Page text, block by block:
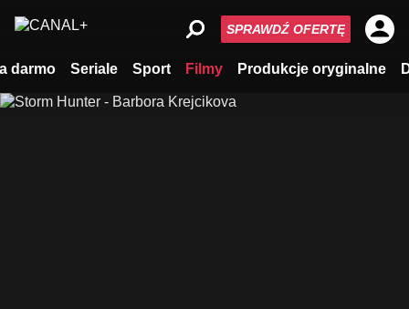
darmo Seriale Sport Filmy Produkcje oryginalne
SPRAWDŹ OFERTĘ